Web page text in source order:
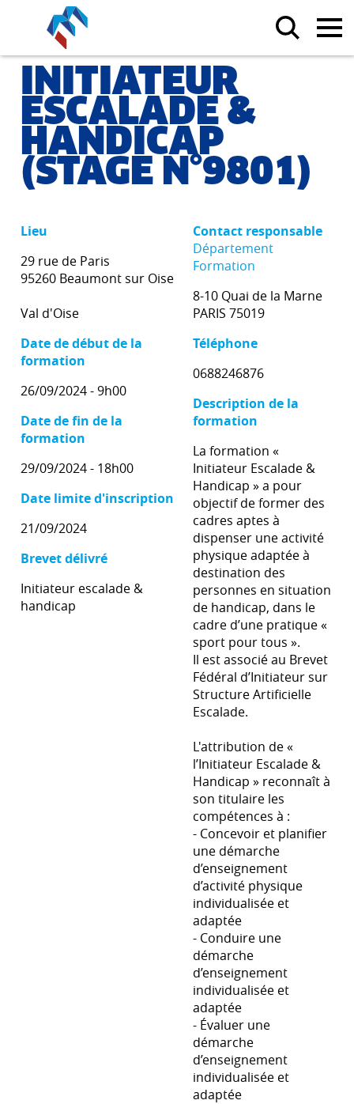
INITIATEUR
ESCALADE &
HANDICAP
(STAGE N°9801)
Lieu
29 rue de Paris
95260 Beaumont sur Oise
Val d'Oise
Date de début de la
formation
26/09/2024 - 9h00
Date de fin de la
formation
29/09/2024 - 18h00
Date limite d'inscription
21/09/2024
Brevet délivré
Initiateur escalade &
handicap
Contact responsable
Département
Formation
8-10 Quai de la Marne
PARIS 75019
Téléphone
0688246876
Description de la
formation
La formation «
Initiateur Escalade &
Handicap » a pour
objectif de former des
cadres aptes à
dispenser une activité
physique adaptée à
destination des
personnes en situation
de handicap, dans le
cadre d’une pratique «
sport pour tous ».
Il est associé au Brevet
Fédéral d’Initiateur sur
Structure Artificielle
Escalade.
L'attribution de «
l’Initiateur Escalade &
Handicap » reconnaît à
son titulaire les
compétences à :
- Concevoir et planifier
une démarche
d’enseignement
d’activité physique
individualisée et
adaptée
- Conduire une
démarche
d’enseignement
individualisée et
adaptée
- Évaluer une
démarche
d’enseignement
individualisée et
adaptée